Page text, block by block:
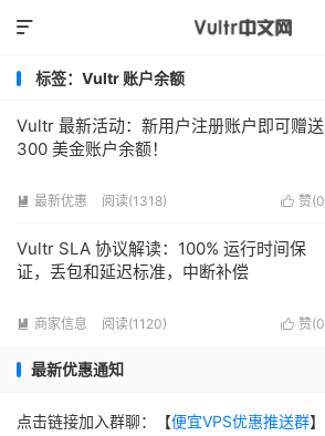

标签：Vultr 账户余额
Vultr 最新活动：新用户注册账户即可赠送
300 美金账户余额！
 最新优惠 阅读(1318)  赞(0
Vultr SLA 协议解读：100% 运行时间保
证，丢包和延迟标准，中断补偿
 商家信息 阅读(1120)  赞(0
最新优惠通知
点击链接加入群聊：【便宜VPS优惠推送群】